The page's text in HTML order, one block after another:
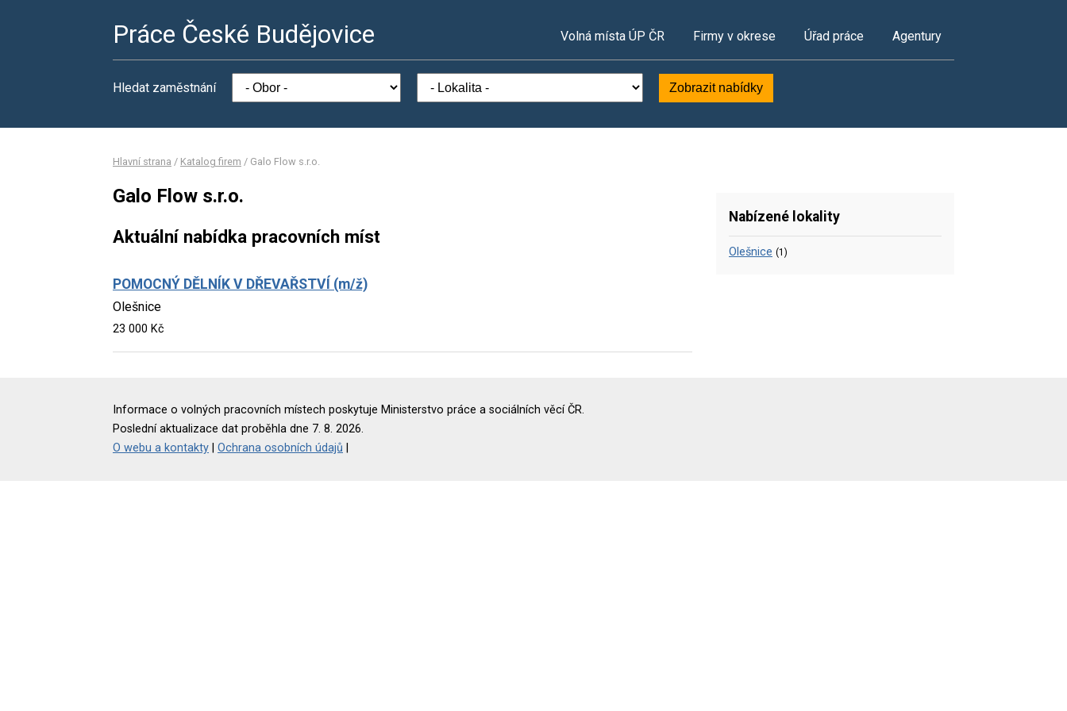
Práce České Budějovice Volná místa ÚP ČR Firmy v okrese Úřad práce Agentury
Hledat zaměstnání Zobrazit nabídky
Hlavní strana / Katalog firem / Galo Flow s.r.o.
Galo Flow s.r.o.
Aktuální nabídka pracovních míst
POMOCNÝ DĚLNÍK V DŘEVAŘSTVÍ (m/ž)
Olešnice
23 000 Kč
Nabízené lokality
Olešnice (1)
Informace o volných pracovních místech poskytuje Ministerstvo práce a sociálních věcí ČR.
Poslední aktualizace dat proběhla dne 7. 8. 2026.
O webu a kontakty
Ochrana osobních údajů